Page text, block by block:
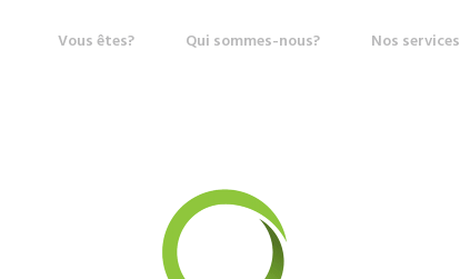
Vous êtes? Qui sommes-nous? Nos services